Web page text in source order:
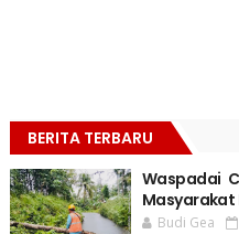
BERITA TERBARU
Waspadai
Masyarakat
Budi Gea